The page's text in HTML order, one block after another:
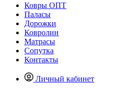
Ковры ОПТ
Паласы
Дорожки
Ковролин
Матрасы
Сопутка
Контакты
Личный кабинет